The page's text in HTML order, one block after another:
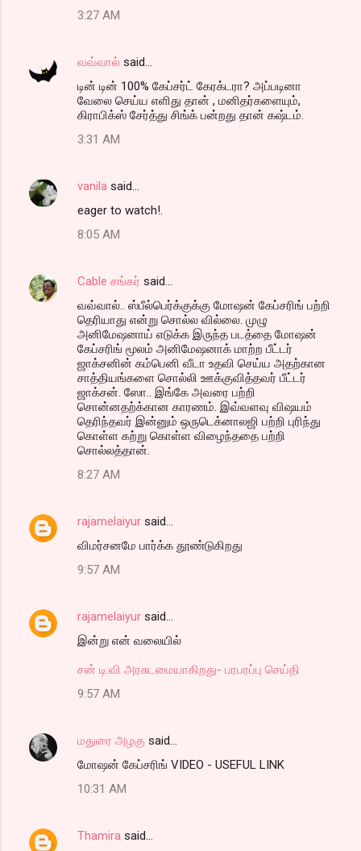
3:27 AM
வவ்வால் said…
டின் டின் 100% கேப்சர்ட் கேரக்டரா? அப்படினா
வேலை செய்ய எளிது தான் , மனிதர்களையும்,
கிராபிக்ஸ் சேர்த்து சிங்க் பன்றது தான் கஷ்டம்.
3:31 AM
vanila said…
eager to watch!.
8:05 AM
Cable சங்கர் said…
வவ்வால்.. ஸ்பீல்பெர்க்குக்கு மோஷன் கேப்சரிங் பற்றி
தெரியாது என்று சொல்ல வில்லை. முழு
அனிமேஷனாய் எடுக்க இருந்த படத்தை மோஷன்
கேப்சரிங் மூலம் அனிமேஷனாக் மாற்ற பீட்டர்
ஜாக்சனின் கம்பெனி வீடா உதவி செய்ய அதற்கான
சாத்தியங்களை சொல்லி ஊக்குவித்தவர் பீட்டர்
ஜாக்சன். ஸோ.. இங்கே அவரை பற்றி
சொன்னதற்க்கான காரணம். இவ்வளவு விஷயம்
தெரிந்தவர் இன்னும் ஒருடெக்னாலஜி பற்றி புரிந்து
கொள்ள கற்று கொள்ள விழைந்ததை பற்றி
சொல்லத்தான்.
8:27 AM
rajamelaiyur said…
விமர்சனமே பார்க்க தூண்டுகிறது
9:57 AM
rajamelaiyur said…
இன்று என் வலையில்
சன் டி.வி அரசுடமையாகிறது- பரபரப்பு செய்தி
9:57 AM
மதுரை அழகு said…
மோஷன் கேப்சரிங் VIDEO - USEFUL LINK
10:31 AM
Thamira said…